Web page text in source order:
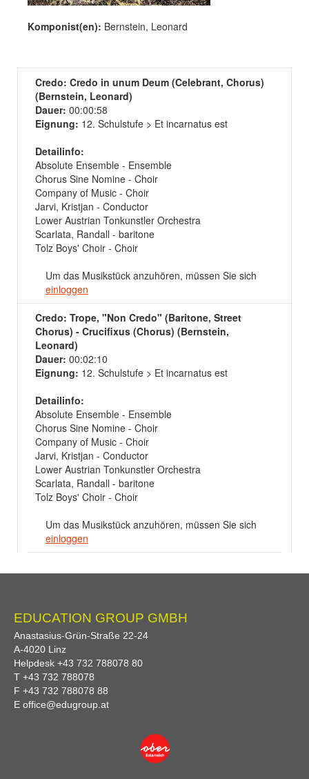
Komponist(en): Bernstein, Leonard
Credo: Credo in unum Deum (Celebrant, Chorus)
(Bernstein, Leonard)
Dauer: 00:00:58
Eignung: 12. Schulstufe > Et incarnatus est
Detailinfo:
Absolute Ensemble - Ensemble
Chorus Sine Nomine - Choir
Company of Music - Choir
Jarvi, Kristjan - Conductor
Lower Austrian Tonkunstler Orchestra
Scarlata, Randall - baritone
Tolz Boys' Choir - Choir
Um das Musikstück anzuhören, müssen Sie sich
einloggen
Credo: Trope, "Non Credo" (Baritone, Street
Chorus) - Crucifixus (Chorus) (Bernstein,
Leonard)
Dauer: 00:02:10
Eignung: 12. Schulstufe > Et incarnatus est
Detailinfo:
Absolute Ensemble - Ensemble
Chorus Sine Nomine - Choir
Company of Music - Choir
Jarvi, Kristjan - Conductor
Lower Austrian Tonkunstler Orchestra
Scarlata, Randall - baritone
Tolz Boys' Choir - Choir
Um das Musikstück anzuhören, müssen Sie sich
einloggen
EDUCATION GROUP GMBH
Anastasius-Grün-Straße 22-24
A-4020 Linz
Helpdesk +43 732 788078 80
T +43 732 788078
F +43 732 788078 88
E office@edugroup.at